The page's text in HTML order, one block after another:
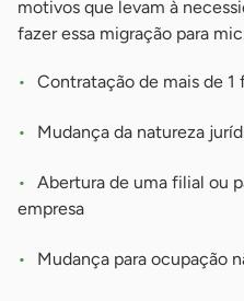
motivos que levam à
fazer essa migração para
Contratação de mais de 1
Mudança da natureza
Abertura de uma filial ou
empresa
Mudança para ocupação